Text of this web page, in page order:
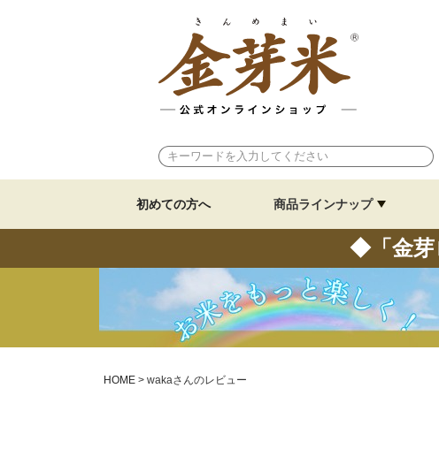
初めての方へ 商品ラインナップ
◆「金芽
HOME wakaさんのレビュー